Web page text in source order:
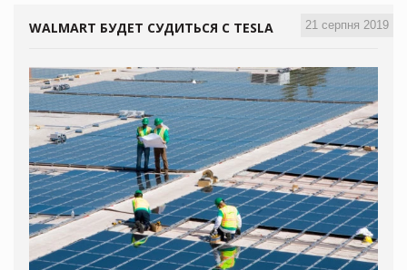
21 серпня 2019
WALMART БУДЕТ СУДИТЬСЯ С TESLA